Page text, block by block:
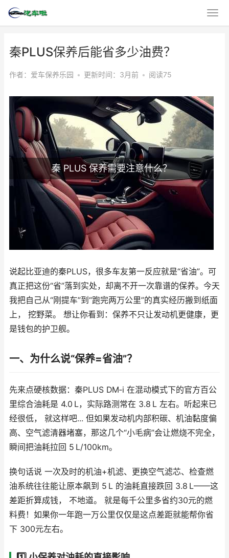
秦PLUS保养后能省多少油费？
作者：爱车保养乐园 • 更新时间：3月前 • 阅读75
秦 PLUS 保养需要注意什么？
说起比亚迪的秦PLUS，很多车友第一反应就是“省油”。可
真正把这份“省”落到实处，却离不开一次靠谱的保养。今天
我把自己从“刚提车”到“跑完两万公里”的真实经历搬到纸面
上， 挖野菜。 想让你看到：保养不只让发动机更健康，更
是钱包的护卫舰。
一、为什么说“保养=省油”？
先来点硬核数据：秦PLUS DM‑i 在混动模式下的官方百公
里综合油耗是 4.0 L，实际路测常在 3.8 L 左右。听起来已
经很低， 就这样吧... 但如果发动机内部积碳、机油黏度偏
高、空气滤清器堵塞，那这几个“小毛病”会让燃烧不完全，
瞬间把油耗拉回 5 L/100km。
换句话说 一次及时的机油+机滤、更换空气滤芯、检查燃
油系统往往能让原本飙到 5 L 的油耗直接跌回 3.8 L——这
差距折算成钱， 不地道。 就是每千公里多省约30元的燃
料费！如果你一年跑一万公里仅仅是这点差距就能帮你省
下 300元左右。